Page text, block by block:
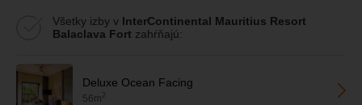
Všetky izby v InterContinental Mauritius Resort
Balaclava Fort zahŕňajú:
Deluxe Ocean Facing
56m 2